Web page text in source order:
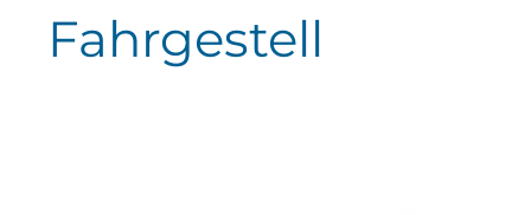
Fahrgestell